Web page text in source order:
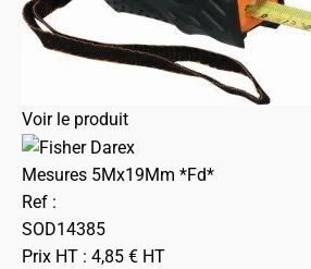
Voir le produit
Mesures 5Mx19Mm *Fd*
Ref :
SOD14385
Prix HT : 4,85 € HT